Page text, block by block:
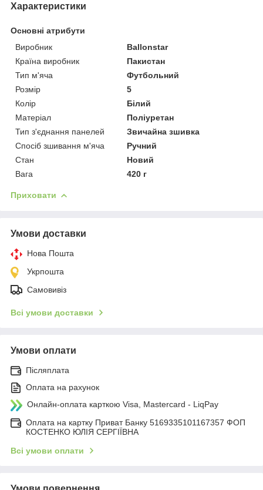
Характеристики
Основні атрибути
Виробник
Ballonstar
Країна виробник
Пакистан
Тип м'яча
Футбольний
Розмір
5
Колір
Білий
Матеріал
Поліуретан
Тип з'єднання панелей
Звичайна зшивка
Спосіб зшивання м'яча
Ручний
Стан
Новий
Вага
420 г
Приховати
Умови доставки
Нова Пошта
Укрпошта
Самовивіз
Всі умови доставки
Умови оплати
Післяплата
Оплата на рахунок
Онлайн-оплата карткою Visa, Mastercard - LiqPay
Оплата на картку Приват Банку 5169335101167357 ФОП
КОСТЕНКО ЮЛІЯ СЕРГІЇВНА
Всі умови оплати